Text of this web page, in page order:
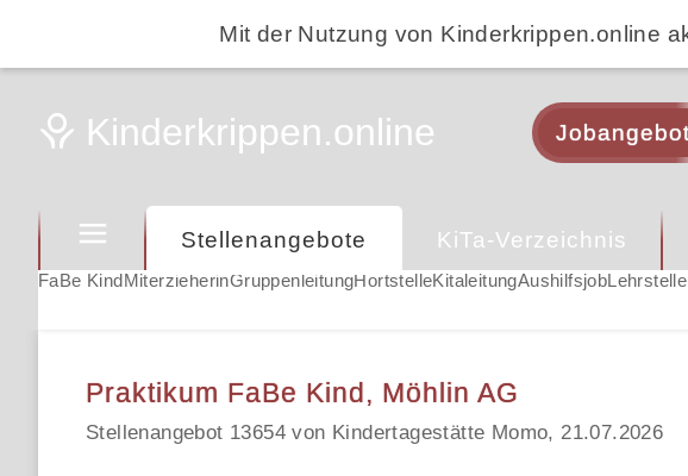
Mit der Nutzung von Kinderkrippen.online
Stellenangebote KiTa-Verzeichnis
FaBe KindMiterzieherinGruppenleitungHortstelleKitaleitungAushilfsjobLehrstelle
Praktikum FaBe Kind, Möhlin AG
Stellenangebot 13654 von Kindertagestätte Momo, 21.07.2026